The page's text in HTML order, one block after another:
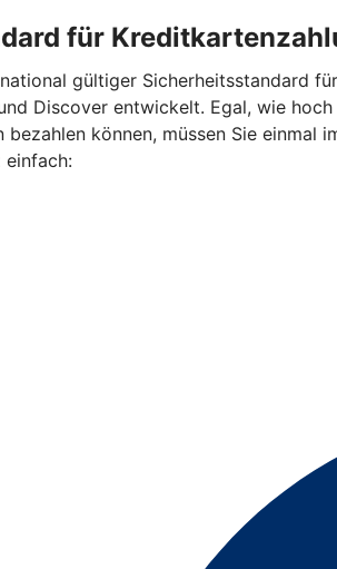
für
gültiger Sicherheitsstandard
Discover entwickelt. Egal, wie
können, müssen Sie einmal
einfach: